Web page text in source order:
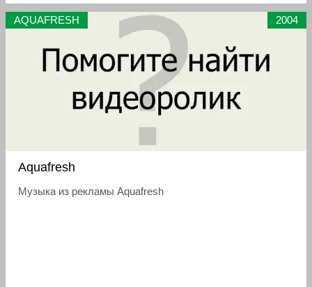
AQUAFRESH 2004
Aquafresh
Музыка из рекламы Aquafresh